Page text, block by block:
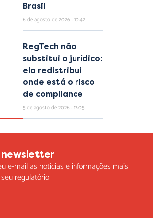
Brasil
6 de agosto de 2026 10:42
RegTech não
substitui o jurídico:
ela redistribui
onde está o risco
de compliance
5 de agosto de 2026 17:05
newsletter
e-mail as notícias e informações mais
regulatório